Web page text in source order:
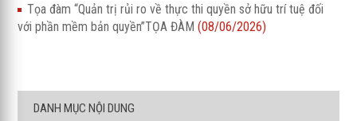
Tọa đàm “Quản trị rủi ro về thực thi quyền sở hữu trí tuệ đối
với phần mềm bản quyền”TỌA ĐÀM(08/06/2026)
DANH MỤC NỘI DUNG